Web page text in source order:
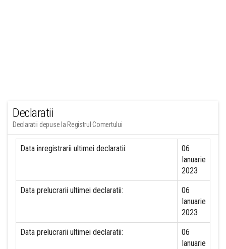
Declaratii
Declaratii depuse la Registrul Comertului
Data inregistrarii ultimei declaratii:
06
Ianuarie
2023
Data prelucrarii ultimei declaratii:
06
Ianuarie
2023
Data prelucrarii ultimei declaratii:
06
Ianuarie